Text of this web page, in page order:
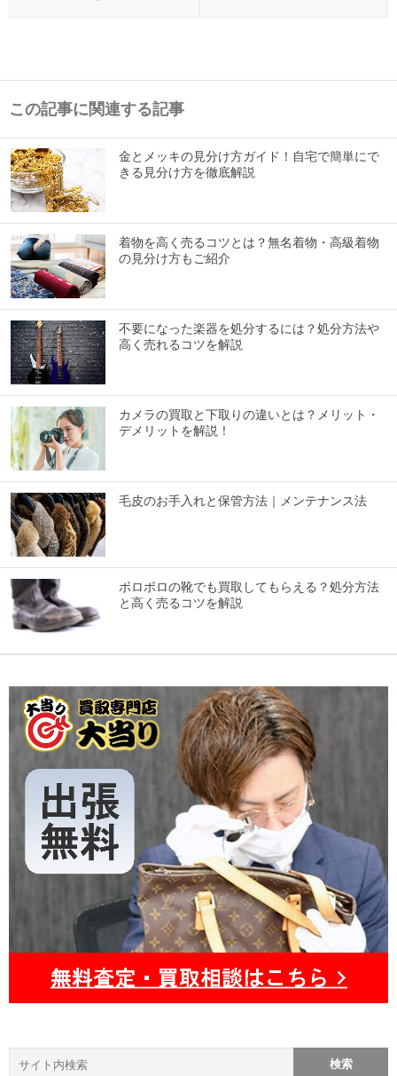
この記事に関連する記事
金とメッキの見分け方ガイド！自宅で簡単にで
きる見分け方を徹底解説
着物を高く売るコツとは？無名着物・高級着物
の見分け方もご紹介
不要になった楽器を処分するには？処分方法や
高く売れるコツを解説
カメラの買取と下取りの違いとは？メリット・
デメリットを解説！
毛皮のお手入れと保管方法｜メンテナンス法
ボロボロの靴でも買取してもらえる？処分方法
と高く売るコツを解説